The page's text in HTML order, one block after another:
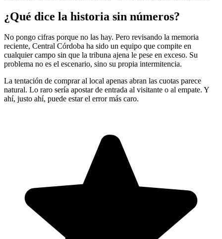
¿Qué dice la historia sin números?
No pongo cifras porque no las hay. Pero revisando la memoria
reciente, Central Córdoba ha sido un equipo que compite en
cualquier campo sin que la tribuna ajena le pese en exceso. Su
problema no es el escenario, sino su propia intermitencia.
La tentación de comprar al local apenas abran las cuotas parece
natural. Lo raro sería apostar de entrada al visitante o al empate. Y
ahí, justo ahí, puede estar el error más caro.